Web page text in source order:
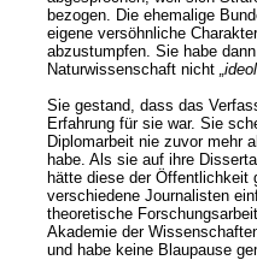
bezogen. Die ehemalige
eigene versöhnliche
abzustumpfen. Sie habe
Naturwissenschaft nicht
Sie gestand, dass das
Erfahrung für sie war. Sie
Diplomarbeit nie zuvor mehr
habe. Als sie auf ihre
hätte diese der Öffentlichkeit
verschiedene Journalisten
theoretische
Akademie der
und habe keine Blaupause